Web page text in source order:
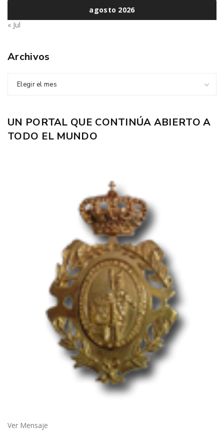
agosto 2026
« Jul
Archivos
Elegir el mes
UN PORTAL QUE CONTINÚA ABIERTO A
TODO EL MUNDO
Ver Mensaje